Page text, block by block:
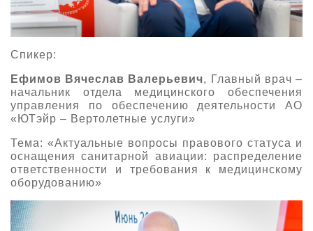
Спикер:
Ефимов Вячеслав Валерьевич, Главный врач –
начальник отдела медицинского обеспечения
управления по обеспечению деятельности АО
«ЮТэйр – Вертолетные услуги»
Тема: «Актуальные вопросы правового статуса и
оснащения санитарной авиации: распределение
ответственности и требования к медицинскому
оборудованию»